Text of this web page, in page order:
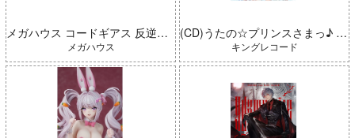
メガハウス コードギアス 反逆のルルーシュ るかっぷ 枢木スザク 完成品
メガハウス
(CD)うたの☆プリンスさまっ♪ LIVE EMOTION 2nd Anniversary CD トキヤ・カミュ・瑛二・大和
キングレコード